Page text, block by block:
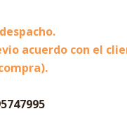
acuerdo con el